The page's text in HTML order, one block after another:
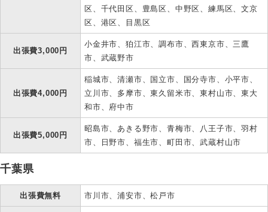
区、千代田区、豊島区、中野区、練馬区、文京
区、港区、目黒区
出張費3,000円
小金井市、狛江市、調布市、西東京市、三鷹
市、武蔵野市
出張費4,000円
稲城市、清瀬市、国立市、国分寺市、小平市、
立川市、多摩市、東久留米市、東村山市、東大
和市、府中市
出張費5,000円
昭島市、あきる野市、青梅市、八王子市、羽村
市、日野市、福生市、町田市、武蔵村山市
千葉県
出張費無料 市川市、浦安市、松戸市